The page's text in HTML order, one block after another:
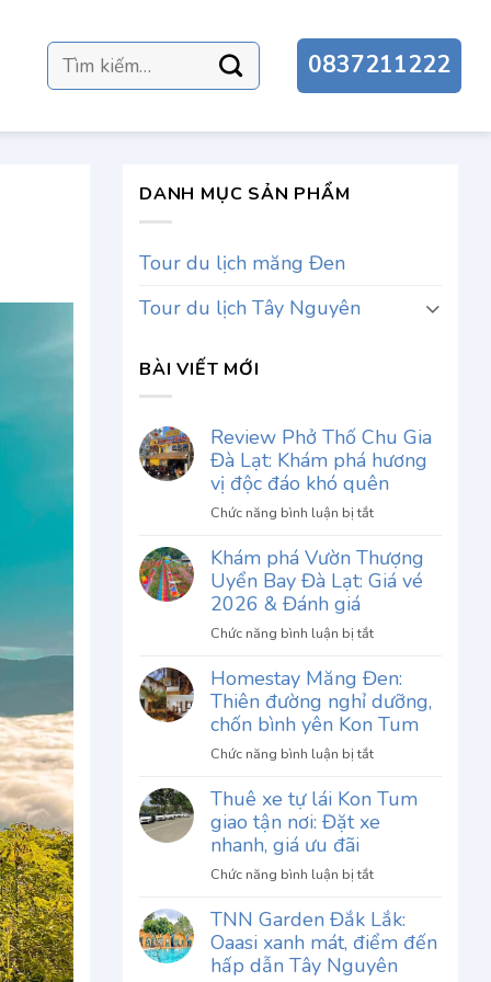
Tìm
kiếm:
0837211222
DANH MỤC SẢN PHẨM
Tour du lịch măng Đen
Tour du lịch Tây Nguyên
BÀI VIẾT MỚI
Review Phở Thố Chu Gia
Đà Lạt: Khám phá hương
vị độc đáo khó quên
Chức năng bình luận bị tắtở
Phở
Thố
Đà
Khám
phá
hương
vị
đáo
khó
Khám phá Vườn Thượng
Uyển Bay Đà Lạt: Giá vé
2026 & Đánh giá
Chức năng bình luận bị tắtở
phá
Vườn
Thượng
Bay
Lạt:
Giá
2026
Đánh
giá
Homestay Măng Đen:
Thiên đường nghỉ dưỡng,
chốn bình yên Kon Tum
Chức năng bình luận bị tắtở
Măng
Đen:
nghỉ
dưỡng,
chốn
bình
yên
Thuê xe tự lái Kon Tum
giao tận nơi: Đặt xe
nhanh, giá ưu đãi
Chức năng bình luận bị tắtở
xe
tự
lái
TNN Garden Đắk Lắk:
Oaasi xanh mát, điểm đến
hấp dẫn Tây Nguyên